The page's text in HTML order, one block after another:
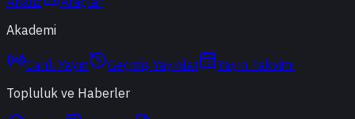
Akademi
Canlı Yayın Geçmiş Yayınlar
Yayın Takvimi
Topluluk ve Haberler